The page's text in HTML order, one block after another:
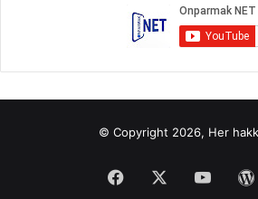
© Copyright 2026, Her hakkı
Facebook